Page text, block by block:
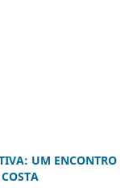
UM ENCONTRO